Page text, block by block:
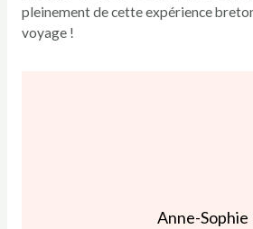
pleinement de cette expérience
voyage !
Anne-Sophie